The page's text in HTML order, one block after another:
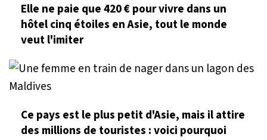
Elle ne paie que 420 € pour vivre dans un
hôtel cinq étoiles en Asie, tout le monde
veut l'imiter
Ce pays est le plus petit d'Asie, mais il attire
des millions de touristes : voici pourquoi